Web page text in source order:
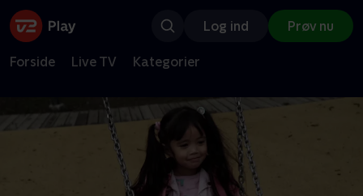
Log ind Prøv nu
Forside Live TV Kategorier